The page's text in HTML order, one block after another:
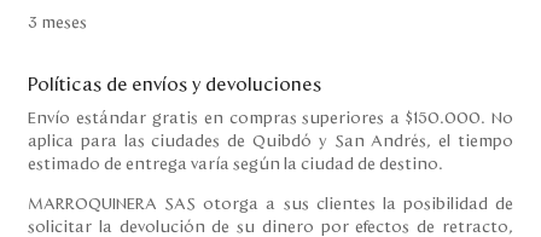
3 meses
Políticas de envíos y devoluciones
Envío estándar gratis en compras superiores a $150.000. No
aplica para las ciudades de Quibdó y San Andrés, el tiempo
estimado de entrega varía según la ciudad de destino.
MARROQUINERA SAS otorga a sus clientes la posibilidad de
solicitar la devolución de su dinero por efectos de retracto,